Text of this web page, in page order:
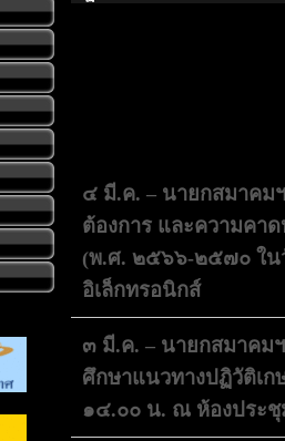
๔ มี.ค. – นายกสมาคม
ต้องการ และความคา
(พ.ศ. ๒๕๖๖-๒๕๗๐ ใน
อิเล็กทรอนิกส์
๓ มี.ค. – นายกสมาคม
ศึกษาแนวทางปฏิวัติเ
๑๔.๐๐ น. ณ ห้องประชุ